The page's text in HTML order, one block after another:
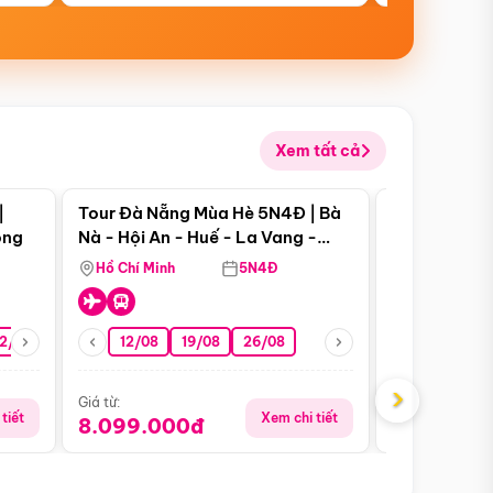
Xem tất cả
08 26/08 05/09 09/09 12/09
tiết
Điểm nổi bật
Tour Đà Nẵng Mùa Hè 5N4Đ | Bà
Nà - Hội An - Huế - La Vang -
Động Thiên Đường
Hồ Chí Minh 5N4Đ
12/08 19/08 26/08
Giá từ:
8.099.000đ Xem chi tiết
Giá từ:
›